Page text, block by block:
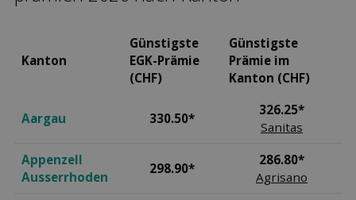
Kanton
Günstigste
EGK-Prämie
(CHF)
Günstigste
Prämie im
Kanton (CHF)
Aargau 330.50*
326.25*
Sanitas
Appenzell
Ausserrhoden
298.90*
286.80*
Agrisano